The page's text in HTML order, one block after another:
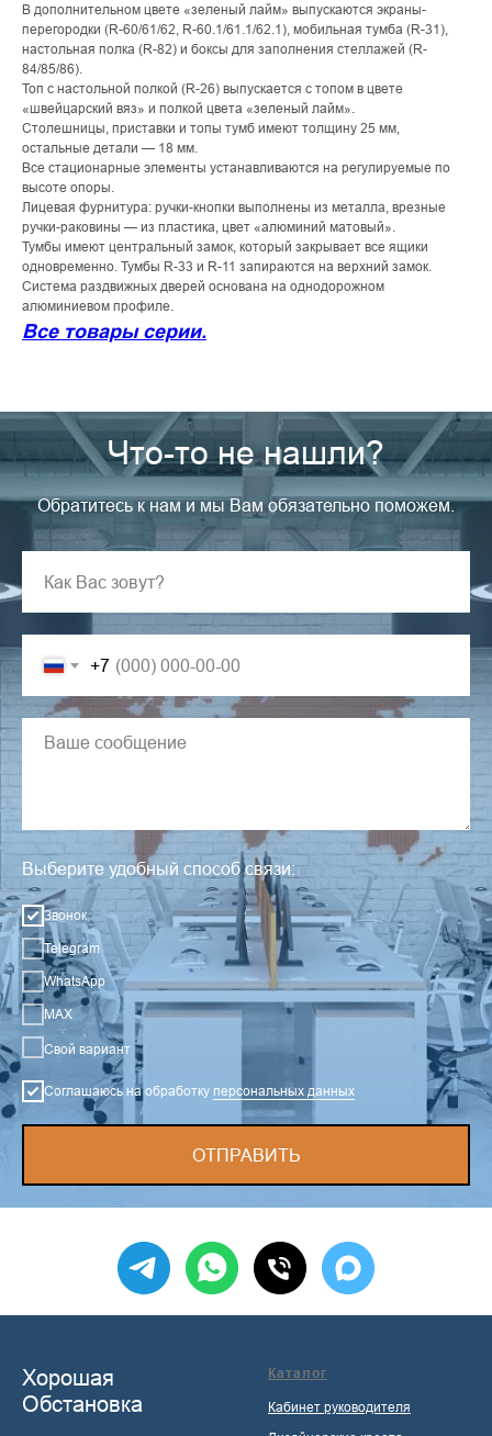
В дополнительном цвете «зеленый лайм» выпускаются экраны-
перегородки (R-60/61/62, R-60.1/61.1/62.1), мобильная тумба (R-31),
настольная полка (R-82) и боксы для заполнения стеллажей (R-
84/85/86).
Топ с настольной полкой (R-26) выпускается с топом в цвете
«швейцарский вяз» и полкой цвета «зеленый лайм».
Столешницы, приставки и топы тумб имеют толщину 25 мм,
остальные детали — 18 мм.
Все стационарные элементы устанавливаются на регулируемые по
высоте опоры.
Лицевая фурнитура: ручки-кнопки выполнены из металла, врезные
ручки-раковины — из пластика, цвет «алюминий матовый».
Тумбы имеют центральный замок, который закрывает все ящики
одновременно. Тумбы R-33 и R-11 запираются на верхний замок.
Система раздвижных дверей основана на однодорожном
алюминиевом профиле.
Все товары серии.
Что-то не нашли?
Обратитесь к нам и мы Вам обязательно поможем.
+7
Выберите удобный способ связи:
Звонок
Telegram
WhatsApp
MAX
Свой вариант
Соглашаюсь на обработку персональных данных
ОТПРАВИТЬ
Хорошая
Обстановка
Каталог
Кабинет руководителя